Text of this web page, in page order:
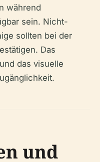
während
sein. Nicht-
sollten bei der
Das
das visuelle
und